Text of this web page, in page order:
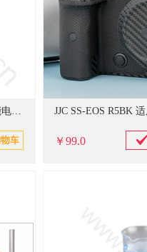
IT-CEO V711A V711A IT-CEO 多功能电子产品清洁套装（100毫升清洁液+清洁毛刷+清洁布）
￥99.0